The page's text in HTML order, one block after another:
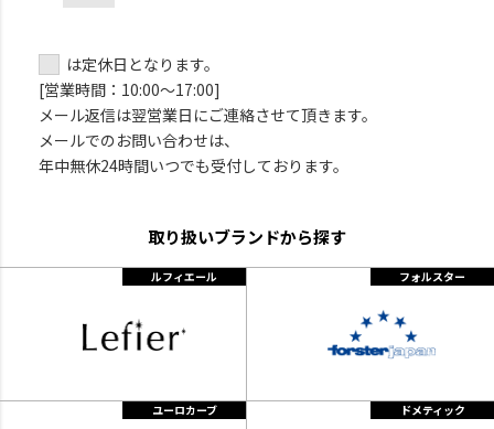
は定休日となります。
[営業時間：10:00～17:00]
メール返信は翌営業日にご連絡させて頂きます。
メールでのお問い合わせは、
年中無休24時間いつでも受付しております。
取り扱いブランドから探す
ルフィエール フォルスター
ユーロカーブ ドメティック